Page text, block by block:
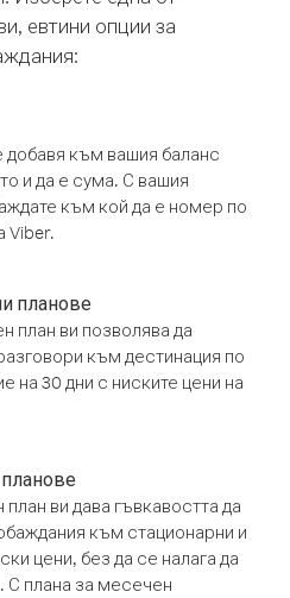
евтини опции за
добавя към вашия баланс
и да е сума. С вашия
към кой да е номер по
Viber.
планове
план ви позволява да
към дестинация по
на 30 дни с ниските цени на
ви дава гъвкавостта да
към стационарни и
цени, без да се налага да
С плана за месечен